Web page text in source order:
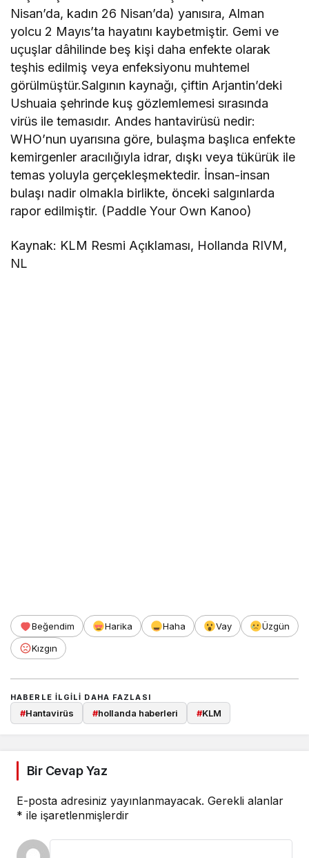
Nisan’da, kadın 26 Nisan’da) yanısıra, Alman
yolcu 2 Mayıs’ta hayatını kaybetmiştir. Gemi ve
uçuşlar dâhilinde beş kişi daha enfekte olarak
teşhis edilmiş veya enfeksiyonu muhtemel
görülmüştür.Salgının kaynağı, çiftin Arjantin’deki
Ushuaia şehrinde kuş gözlemlemesi sırasında
virüs ile temasıdır. Andes hantavirüsü nedir:
WHO’nun uyarısına göre, bulaşma başlıca enfekte
kemirgenler aracılığıyla idrar, dışkı veya tükürük ile
temas yoluyla gerçekleşmektedir. İnsan-insan
bulaşı nadir olmakla birlikte, önceki salgınlarda
rapor edilmiştir. (Paddle Your Own Kanoo)
Kaynak: KLM Resmi Açıklaması, Hollanda RIVM,
NL
Beğendim Harika Haha Vay
Üzgün
Kızgın
HABERLE ILGILI DAHA FAZLASI
#Hantavirüs #hollanda haberleri #KLM
Bir Cevap Yaz
E-posta adresiniz yayınlanmayacak. Gerekli alanlar
* ile işaretlenmişlerdir